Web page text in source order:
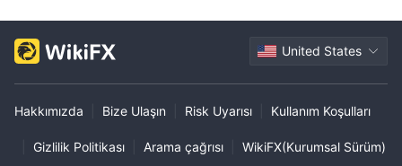
United States
Hakkımızda Bize Ulaşın Risk Uyarısı Kullanım Koşulları
Gizlilik Politikası Arama çağrısı WikiFX(Kurumsal Sürüm)